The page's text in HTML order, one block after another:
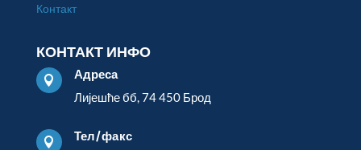
Контакт
КОНТАКТ ИНФО

Адреса
Лијешће бб, 74 450 Брод

Тел/факс